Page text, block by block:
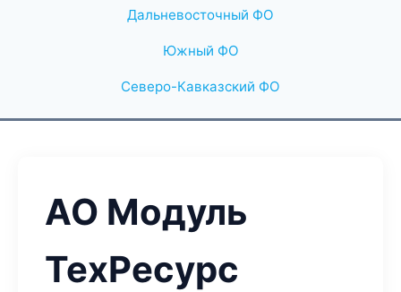
Дальневосточный ФО
Южный ФО
Северо-Кавказский ФО
АО Модуль
ТехРесурс